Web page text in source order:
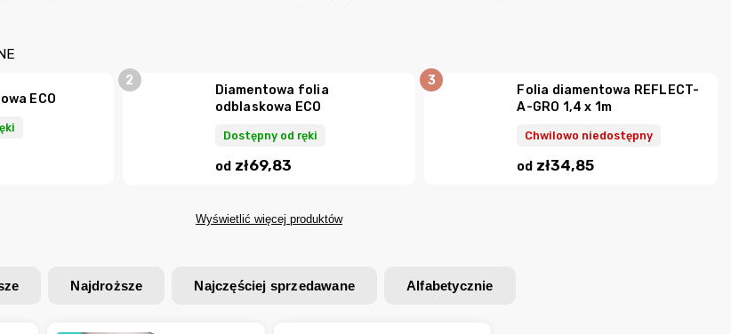
ECO
Diamentowa folia
odblaskowa ECO
Dostępny od ręki
odzł69,83
Folia diamentowa REFLECT-
A-GRO 1,4 x 1m
Chwilowo niedostępny
od zł34,85
Wyświetlić więcej produktów
Najdroższe Najczęściej sprzedawane Alfabetycznie